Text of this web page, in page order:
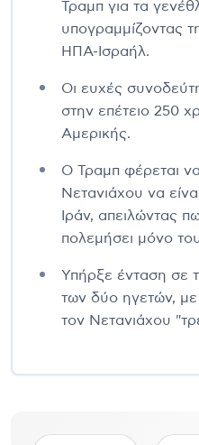
Τραμπ για τα
υπογραμμίζοντας
ΗΠΑ-Ισραήλ.
Οι ευχές
στην επέτειο 250
Αμερικής.
Ο Τραμπ φέρεται
Νετανιάχου να
Ιράν, απειλώντας
πολεμήσει μόνο
Υπήρξε ένταση σε
των δύο ηγετών,
τον Νετανιάχου